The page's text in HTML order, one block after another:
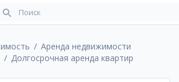
Аренда недвижимости
Долгосрочная аренда квартир